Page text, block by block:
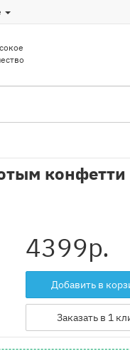
конфетти
4399р.
Добавить в
Заказать в 1